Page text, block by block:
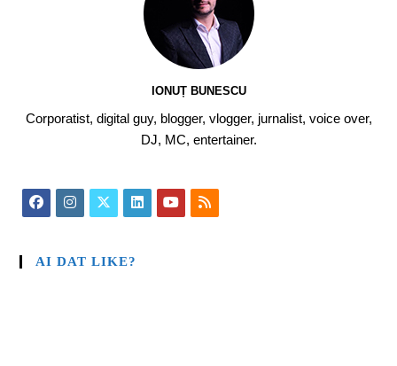
IONUȚ BUNESCU
Corporatist, digital guy, blogger, vlogger, jurnalist, voice over,
DJ, MC, entertainer.
AI DAT LIKE?